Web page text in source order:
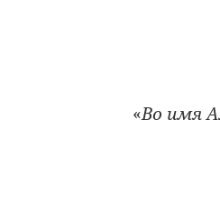
«Во имя